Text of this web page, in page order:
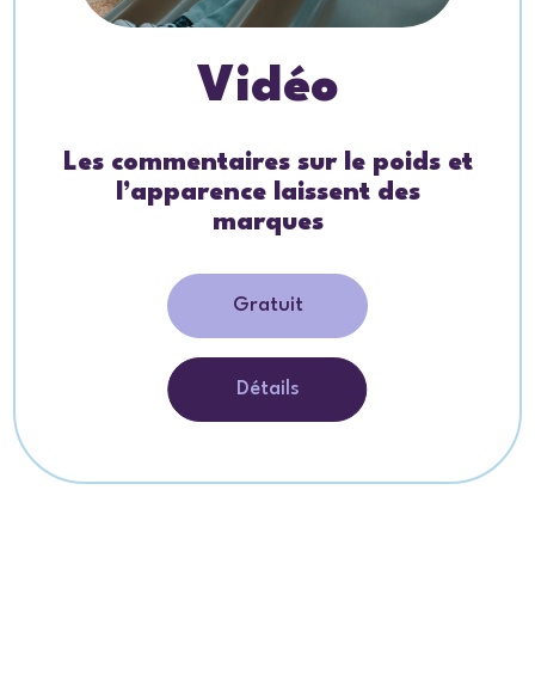
Vidéo
Les commentaires sur le poids et
l’apparence laissent des
marques
Gratuit
Détails